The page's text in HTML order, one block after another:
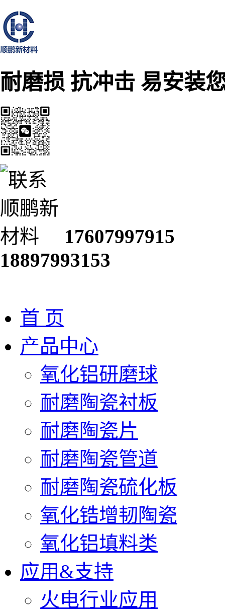
耐磨损 抗冲击 易安装
17607997915
18897993153
首 页
产品中心
氧化铝研磨球
耐磨陶瓷衬板
耐磨陶瓷片
耐磨陶瓷管道
耐磨陶瓷硫化板
氧化锆增韧陶瓷
氧化铝填料类
应用&支持
火电行业应用